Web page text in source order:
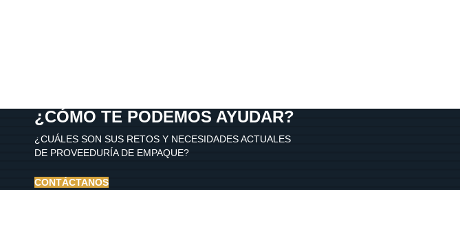
¿CÓMO TE PODEMOS AYUDAR?
¿CUÁLES SON SUS RETOS Y NECESIDADES ACTUALES
DE PROVEEDURÍA DE EMPAQUE?
CONTÁCTANOS